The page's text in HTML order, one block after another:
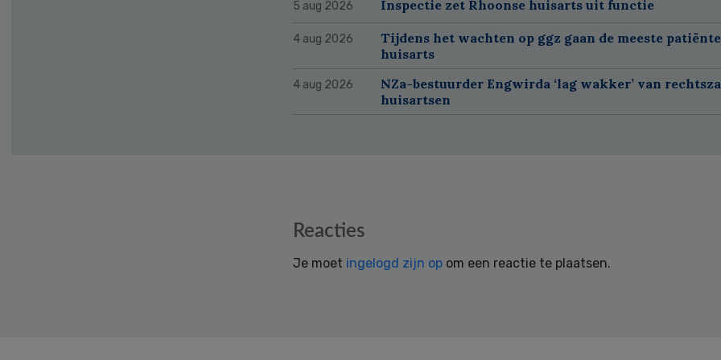
5 aug 2026 Inspectie zet Rhoonse huisarts uit functie
4 aug 2026
Tijdens het wachten op ggz gaan de meeste
huisarts
4 aug 2026
NZa-bestuurder Engwirda ‘lag wakker’ van
huisartsen
Reacties
Je moet ingelogd zijn op om een reactie te plaatsen.